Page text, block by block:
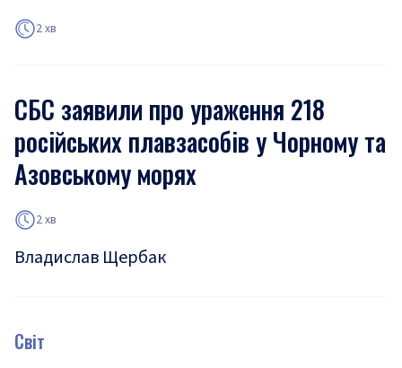
2 хв
СБС заявили про ураження 218
російських плавзасобів у Чорному та
Азовському морях
2 хв
Владислав Щербак
Світ